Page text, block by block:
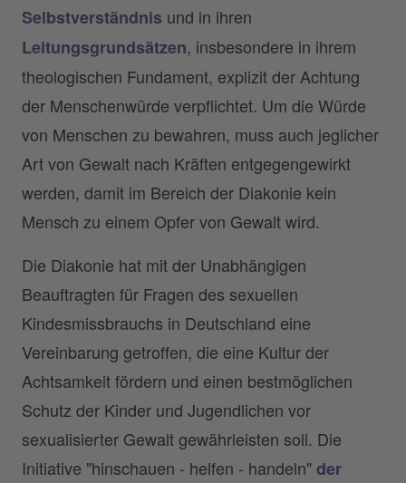
Selbstverständnis und in ihren
Leitungsgrundsätzen, insbesondere in ihrem
theologischen Fundament, explizit der Achtung
der Menschenwürde verpflichtet. Um die Würde
von Menschen zu bewahren, muss auch jeglicher
Art von Gewalt nach Kräften entgegengewirkt
werden, damit im Bereich der Diakonie kein
Mensch zu einem Opfer von Gewalt wird.
Die Diakonie hat mit der Unabhängigen
Beauftragten für Fragen des sexuellen
Kindesmissbrauchs in Deutschland eine
Vereinbarung getroffen, die eine Kultur der
Achtsamkeit fördern und einen bestmöglichen
Schutz der Kinder und Jugendlichen vor
sexualisierter Gewalt gewährleisten soll. Die
Initiative "hinschauen - helfen - handeln"der